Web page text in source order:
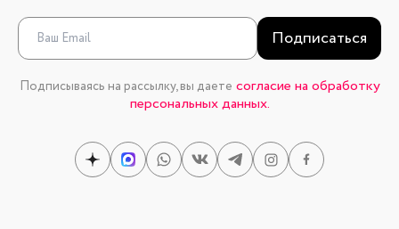
Подписаться
Подписываясь на рассылку, вы даете согласие на обработку
персональных данных.